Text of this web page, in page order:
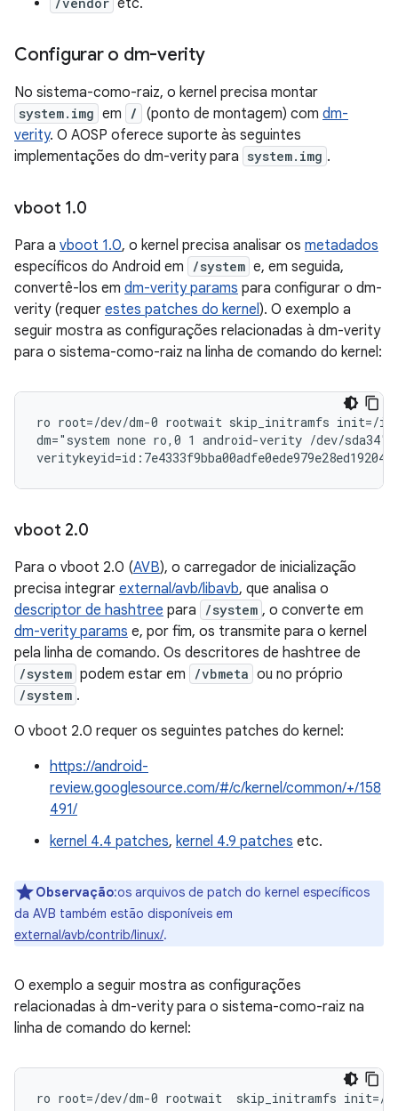
etc.
Configurar o dm-verity
No sistema-como-raiz, o kernel precisa montar
system.img em / (ponto de montagem) com dm-
verity. O AOSP oferece suporte às seguintes
implementações do dm-verity para system.img .
vboot 1.0
Para a vboot 1.0, o kernel precisa analisar os metadados
específicos do Android em
/system e, em seguida,
convertê-los em dm-verity params para configurar o dm-
verity (requer estes patches do kernel). O exemplo a
seguir mostra as configurações relacionadas à dm-verity
para o sistema-como-raiz na linha de comando do kernel:
ro root=/dev/dm-0 rootwait skip_initramfs init=/
dm="system none ro,0 1 android-verity /dev/sda34"
vboot 2.0
Para o vboot 2.0 (AVB), o carregador de inicialização
precisa integrar external/avb/libavb, que analisa o
descriptor de hashtree para /system , o converte em
dm-verity params e, por fim, os transmite para o kernel
pela linha de comando. Os descritores de hashtree de
/system podem estar em /vbmeta ou no próprio
/system .
O vboot 2.0 requer os seguintes patches do kernel:
https://android-
review.googlesource.com/#/c/kernel/common/+/158
491/
kernel 4.4 patches, kernel 4.9 patches etc.
Observação:os arquivos de patch do kernel específicos
da AVB também estão disponíveis em
external/avb/contrib/linux/.
O exemplo a seguir mostra as configurações
relacionadas à dm-verity para o sistema-como-raiz na
linha de comando do kernel:
ro root=/dev/dm-0 rootwait  skip_initramfs init=/